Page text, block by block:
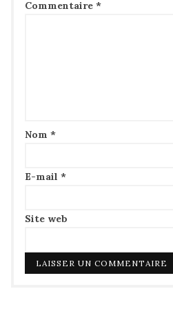
Commentaire *
Nom *
E-mail *
Site web